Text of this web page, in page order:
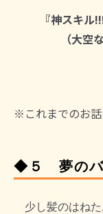
『神スキ
（大
※これまでのお
◆５ 夢のバ
少し髪のはねた